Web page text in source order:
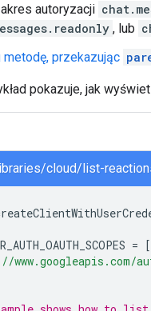
autoryzacji
, lub
metodę, przekazując
pokazuje, jak
cloud/list-
= [
www.googleapis.com/